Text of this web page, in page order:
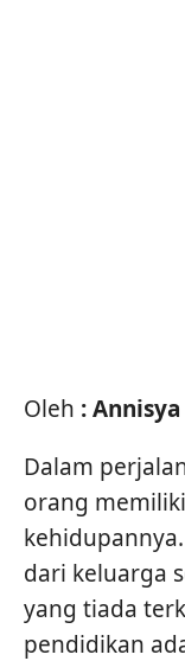
Oleh :
Dalam
orang
dari keluarga
yang tiada
pendidikan